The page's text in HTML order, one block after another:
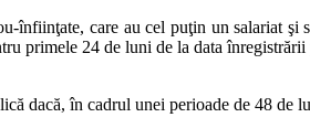
înfiinţate, care au cel puţin un salariat
primele 24 de luni de la data
dacă, în cadrul unei perioade de 48 de